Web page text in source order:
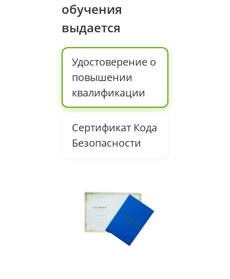
обучения
выдается
Удостоверение о
повышении
квалификации
Сертификат Кода
Безопасности